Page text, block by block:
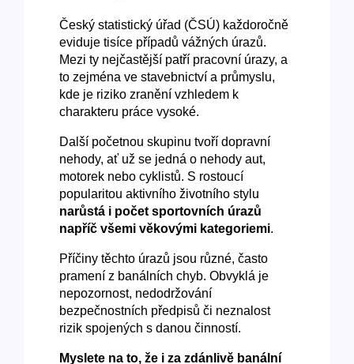
Český statistický úřad (ČSÚ) každoročně
eviduje tisíce případů vážných úrazů.
Mezi ty nejčastější patří pracovní úrazy, a
to zejména ve stavebnictví a průmyslu,
kde je riziko zranění vzhledem k
charakteru práce vysoké.
Další početnou skupinu tvoří dopravní
nehody, ať už se jedná o nehody aut,
motorek nebo cyklistů. S rostoucí
popularitou aktivního životního stylu
narůstá i počet sportovních úrazů
napříč všemi věkovými kategoriemi.
Příčiny těchto úrazů jsou různé, často
pramení z banálních chyb. Obvyklá je
nepozornost, nedodržování
bezpečnostních předpisů či neznalost
rizik spojených s danou činností.
Myslete na to, že i za zdánlivě banální